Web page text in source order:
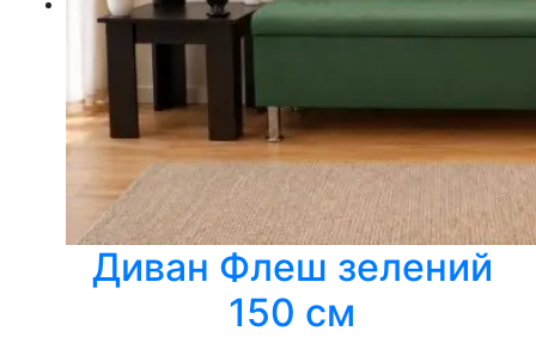
Диван Флеш зелений
150 см